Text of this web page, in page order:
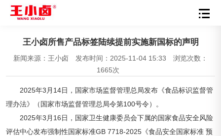
王小卤所售产品标签陆续提前实施新国标的声明
新闻来源：王小卤 发布时间：2025-11-04 15:33
浏览次数：
1665次
2025年3月14日，国家市场监督管理总局发布《食品标识监督管
理办法》（国家市场监督管理总局令第100号令）。
2025年3月16日，国家卫生健康委员会下属的国家食品安全风险
评估中心发布强制性国家标准GB 7718-2025《食品安全国家标准 预